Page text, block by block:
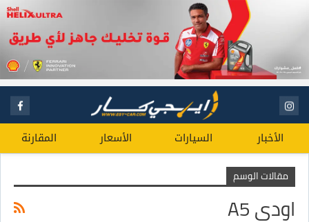
الأخبار السيارات الأسعار المقارنة
مقالات الوسم
اودي A5